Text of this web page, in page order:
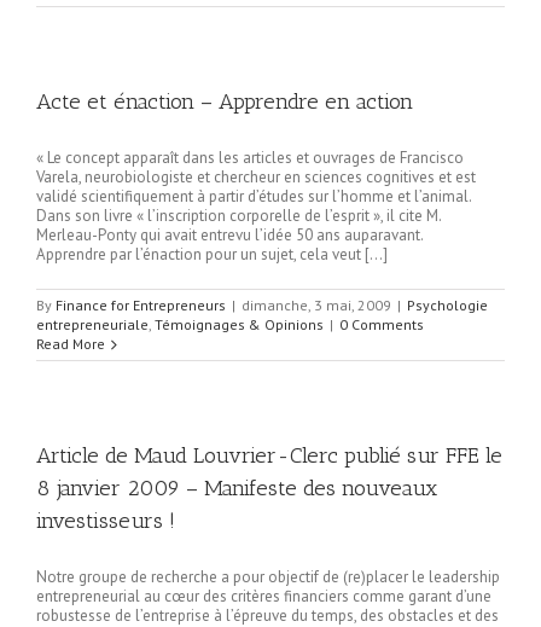
Acte et énaction – Apprendre en action
« Le concept apparaît dans les articles et ouvrages de Francisco
Varela, neurobiologiste et chercheur en sciences cognitives et est
validé scientifiquement à partir d’études sur l’homme et l’animal.
Dans son livre « l’inscription corporelle de l’esprit », il cite M.
Merleau-Ponty qui avait entrevu l’idée 50 ans auparavant.
Apprendre par l’énaction pour un sujet, cela veut […]
By Finance for Entrepreneurs | dimanche, 3 mai, 2009 | Psychologie
entrepreneuriale, Témoignages & Opinions | 0 Comments
Read More
Article de Maud Louvrier-Clerc publié sur FFE le
8 janvier 2009 – Manifeste des nouveaux
investisseurs !
Notre groupe de recherche a pour objectif de (re)placer le leadership
entrepreneurial au cœur des critères financiers comme garant d’une
robustesse de l’entreprise à l’épreuve du temps, des obstacles et des